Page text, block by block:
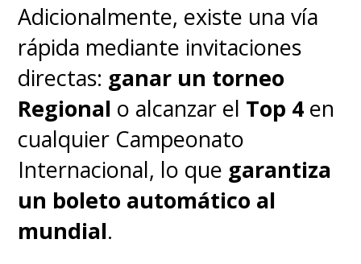
Adicionalmente, existe una vía
rápida mediante invitaciones
directas: ganar un torneo
Regional o alcanzar el Top 4 en
cualquier Campeonato
Internacional, lo que garantiza
un boleto automático al
mundial.